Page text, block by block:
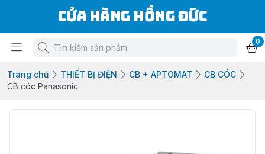
Cửa Hàng Hồng Đức
0
Trang chủ THIẾT BỊ ĐIỆN CB + APTOMAT
CB CÓC
CB cóc Panasonic